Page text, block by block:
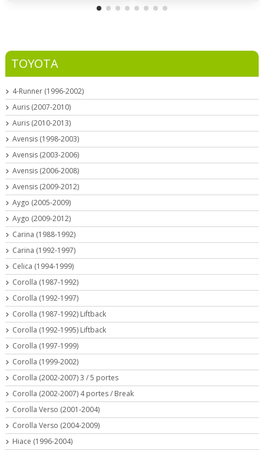
TOYOTA
4-Runner (1996-2002)
Auris (2007-2010)
Auris (2010-2013)
Avensis (1998-2003)
Avensis (2003-2006)
Avensis (2006-2008)
Avensis (2009-2012)
Aygo (2005-2009)
Aygo (2009-2012)
Carina (1988-1992)
Carina (1992-1997)
Celica (1994-1999)
Corolla (1987-1992)
Corolla (1992-1997)
Corolla (1987-1992) Liftback
Corolla (1992-1995) Liftback
Corolla (1997-1999)
Corolla (1999-2002)
Corolla (2002-2007) 3 / 5 portes
Corolla (2002-2007) 4 portes / Break
Corolla Verso (2001-2004)
Corolla Verso (2004-2009)
Hiace (1996-2004)